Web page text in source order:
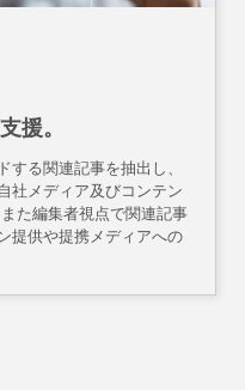
援。
する関連記事を抽出し、
社メディア及びコンテン
た編集者視点で関連記事
提供や提携メディアへの